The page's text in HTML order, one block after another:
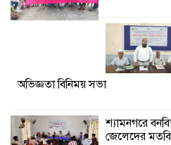
জেলেদের
অভিজ্ঞতা বিনিময় সভা
শ্যামনগরে
জেলেদের